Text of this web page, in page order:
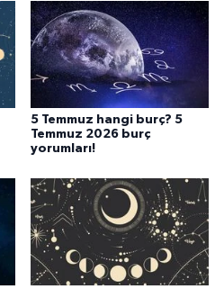
5 Temmuz hangi burç? 5
Temmuz 2026 burç
yorumları!